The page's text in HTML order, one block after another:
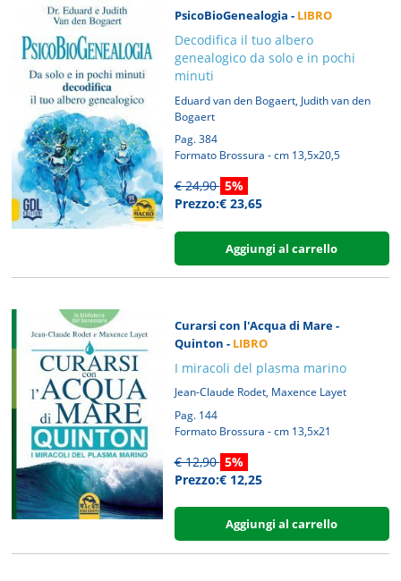
PsicoBioGenealogia - LIBRO
Decodifica il tuo albero
genealogico da solo e in pochi
minuti
Eduard van den Bogaert, Judith van den
Bogaert
Pag. 384
Formato Brossura - cm 13,5x20,5
€ 24,90 5%
Prezzo:€ 23,65
Aggiungi al carrello
Curarsi con l'Acqua di Mare -
Quinton - LIBRO
I miracoli del plasma marino
Jean-Claude Rodet, Maxence Layet
Pag. 144
Formato Brossura - cm 13,5x21
€ 12,90 5%
Prezzo:€ 12,25
Aggiungi al carrello